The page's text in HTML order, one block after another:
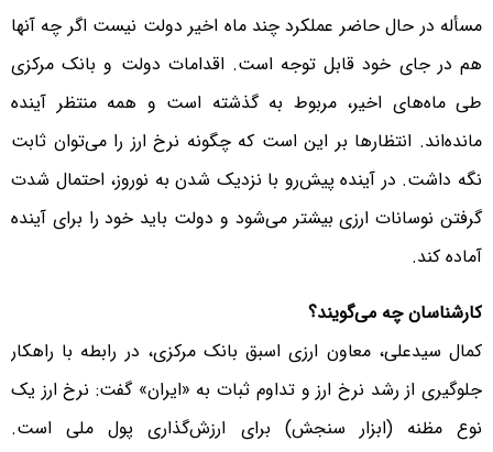
مسأله در حال حاضر عملکرد چند ماه اخیر دولت نیست اگر چه آنها
هم در جای خود قابل توجه است. اقدامات دولت و بانک مرکزی
طی ماه‌های اخیر، مربوط به گذشته است و همه منتظر آینده
مانده‌اند. انتظار‌ها بر این است که چگونه نرخ ارز را می‌توان ثابت
نگه داشت. در آینده پیش‌رو با نزدیک شدن به نوروز، احتمال شدت
گرفتن نوسانات ارزی بیشتر می‌شود و دولت باید خود را برای آینده
آماده کند.
کارشناسان چه می‌گویند؟
کمال سیدعلی، معاون ارزی اسبق بانک مرکزی، در رابطه با راهکار
جلوگیری از رشد نرخ ارز و تداوم ثبات به «ایران» گفت: نرخ ارز یک
نوع مظنه (ابزار سنجش) برای ارزش‌گذاری پول ملی است.